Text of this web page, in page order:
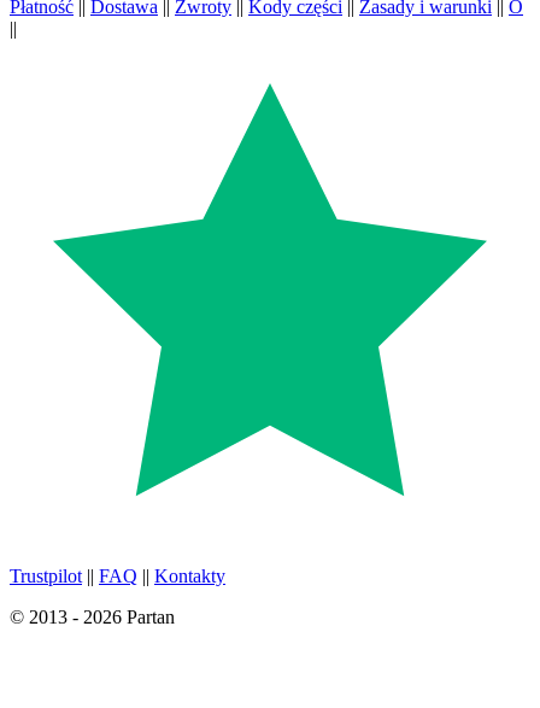
Płatność Dostawa Zwroty Kody części Zasady i warunki
O
||
Trustpilot || FAQ || Kontakty
© 2013 - 2026 Partan